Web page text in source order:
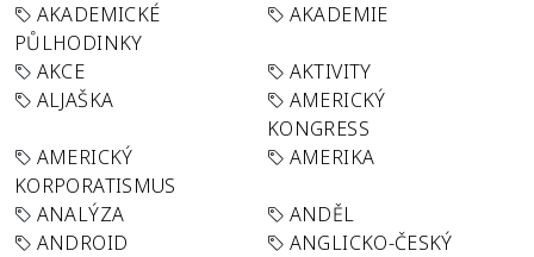
AKADEMICKÉ
PŮLHODINKY
AKADEMIE
AKCE
AKTIVITY
ALJAŠKA
AMERICKÝ
KONGRESS
AMERICKÝ
KORPORATISMUS
AMERIKA
ANALÝZA
ANDĚL
ANDROID
ANGLICKO-ČESKÝ